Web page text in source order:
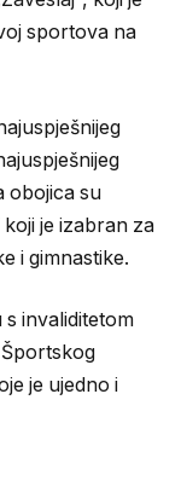
sportova na
obojica su
je izabran za
i gimnastike.
s invaliditetom
je ujedno i